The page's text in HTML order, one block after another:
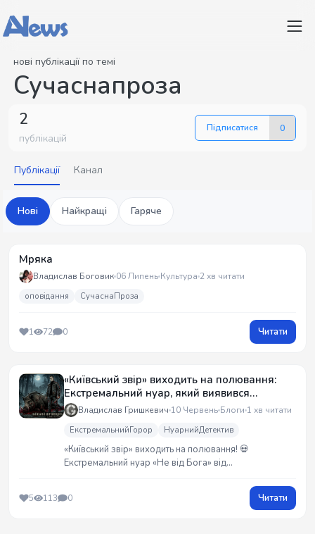
нові публікації по темі
Сучаснапроза
2
публікацій
Підписатися 0
Публікації Канал
Нові Найкращі Гаряче
Мряка
Владислав Боговик 06 Липень Культура 2 хв читати
оповідання СучаснаПроза
1 72 0 Читати
«Київський звір» виходить на полювання:
Екстремальний нуар, який виявився
«занадто жорстким» для паперових збірок
Владислав Гришкевич 10 Червень Блоги 1 хв читати
ЕкстремальнийГорор НуарнийДетектив
«Київський звір» виходить на полювання! 💀
Екстремальний нуар «Не від Бога» від
з`явиться без цензури на Wattpad. Чистокровний
сплаттерпанк про серійного вбивцю-перфекціоніста
5 113 0 Читати